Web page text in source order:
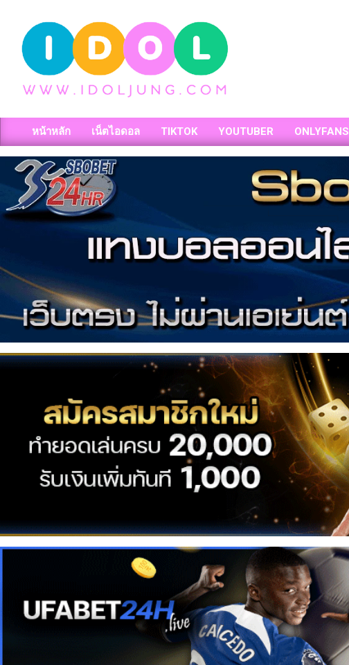
content
วาร์
ป
สาว
สวย
เน็ต
ดอล
สาว
เซ็กซี่
สาว
ติ๊ก
ดาว
ทวิ
ต
เตอร์
Primary
Navigation
Menu
หน้าหลัก เน็ตไอดอล TIKTOK YOUTUBER ONLYFANS